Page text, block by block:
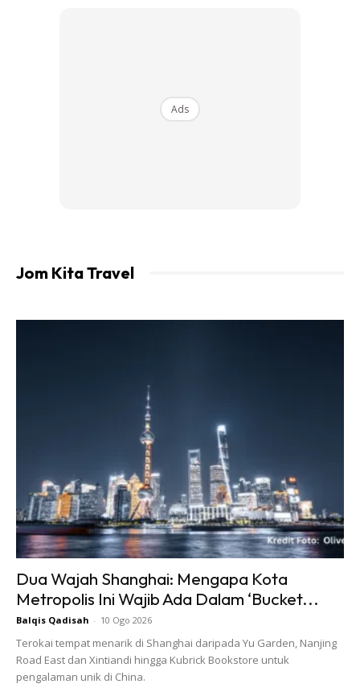
Ads
Ads
Jom Kita Travel
Dua Wajah Shanghai: Mengapa Kota
Metropolis Ini Wajib Ada Dalam ‘Bucket...
Balqis Qadisah - 10 Ogo 2026
Terokai tempat menarik di Shanghai daripada Yu Garden, Nanjing
Road East dan Xintiandi hingga Kubrick Bookstore untuk
pengalaman unik di China.